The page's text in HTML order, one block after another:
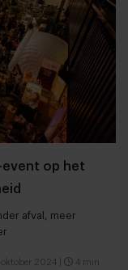
event op het
afval, meer
oktober 2024 4 min